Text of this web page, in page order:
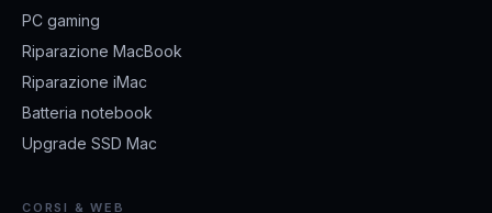
PC gaming
Riparazione MacBook
Riparazione iMac
Batteria notebook
Upgrade SSD Mac
CORSI & WEB